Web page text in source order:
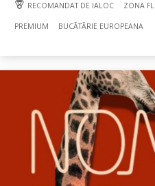
RECOMANDAT DE IALOC ZONA
PREMIUM BUCÃTÃRIE EUROPEANA